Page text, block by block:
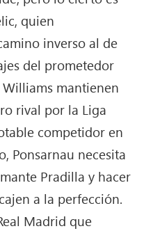
quien
inverso al de
del prometedor
mantienen
rival por la Liga
competidor en
Ponsarnau necesita
Pradilla y hacer
a la perfección.
Madrid que